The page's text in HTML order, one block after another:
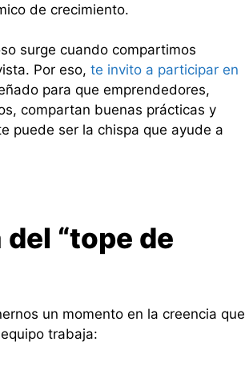
de crecimiento.
surge cuando compartimos
Por eso, te invito a participar en
para que emprendedores,
compartan buenas prácticas y
puede ser la chispa que ayude a
“tope de
un momento en la creencia que
trabaja: